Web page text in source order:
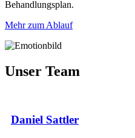
Behandlungsplan.
Mehr zum Ablauf
Unser Team
Daniel Sattler